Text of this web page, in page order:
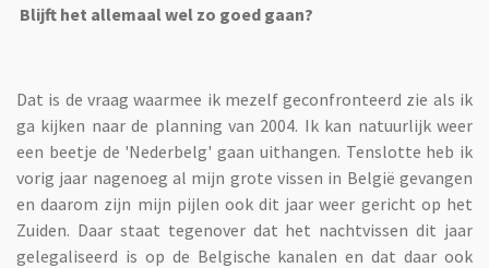
Blijft het allemaal wel zo goed gaan?
Dat is de vraag waarmee ik mezelf geconfronteerd zie als ik
ga kijken naar de planning van 2004. Ik kan natuurlijk weer
een beetje de 'Nederbelg' gaan uithangen. Tenslotte heb ik
vorig jaar nagenoeg al mijn grote vissen in België gevangen
en daarom zijn mijn pijlen ook dit jaar weer gericht op het
Zuiden. Daar staat tegenover dat het nachtvissen dit jaar
gelegaliseerd is op de Belgische kanalen en dat daar ook